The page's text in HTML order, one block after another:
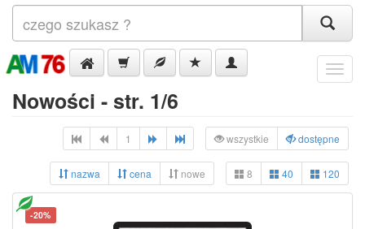
Menu
Nowości - str. 1/6
1 wszystkie dostępne
nazwa cena nowe 8 40 120
-20%